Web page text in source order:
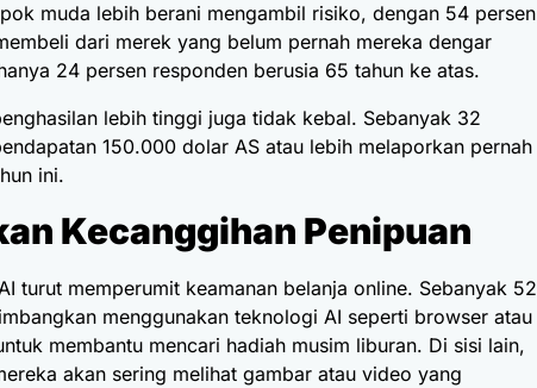
muda lebih berani mengambil risiko, dengan 54 persen
dari merek yang belum pernah mereka dengar
24 persen responden berusia 65 tahun ke atas.
lebih tinggi juga tidak kebal. Sebanyak 32
150.000 dolar AS atau lebih melaporkan pernah
ini.
Kecanggihan Penipuan
turut memperumit keamanan belanja online. Sebanyak 52
menggunakan teknologi AI seperti browser atau
membantu mencari hadiah musim liburan. Di sisi lain,
akan sering melihat gambar atau video yang